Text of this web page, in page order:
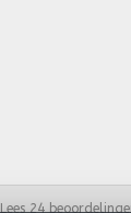
Lees 24